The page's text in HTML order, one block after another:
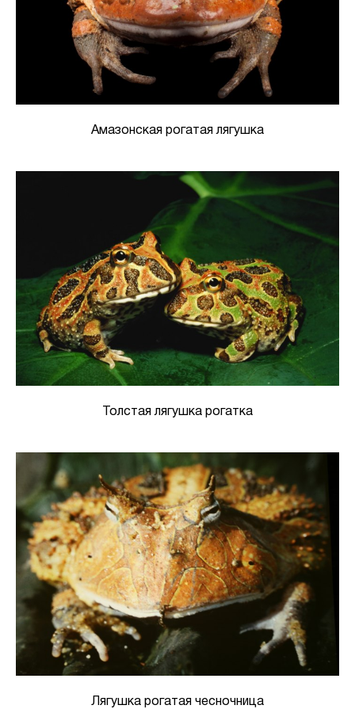
Амазонская рогатая лягушка
Толстая лягушка рогатка
Лягушка рогатая чесночница